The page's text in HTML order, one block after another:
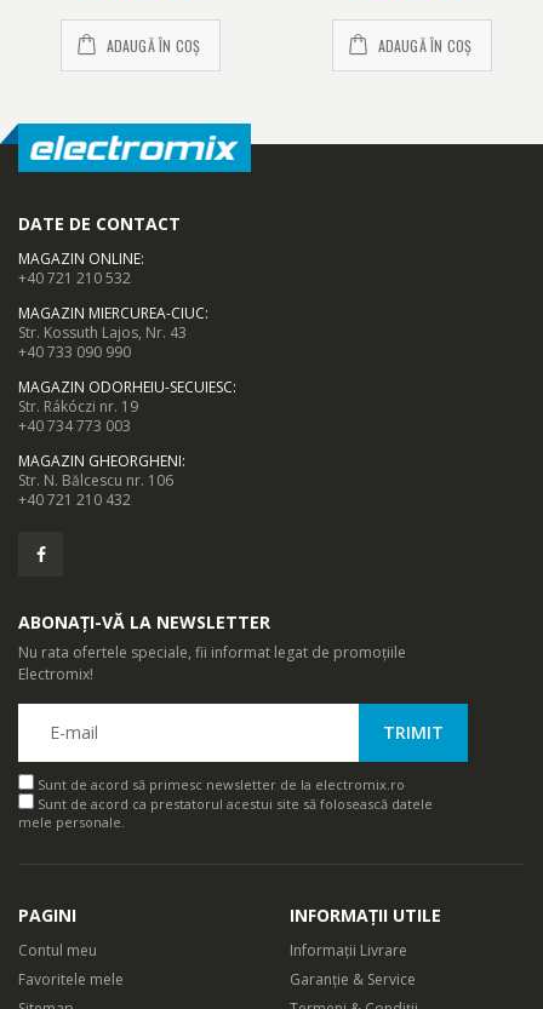
ADAUGĂ ÎN COȘ ADAUGĂ ÎN COȘ
DATE DE CONTACT
MAGAZIN ONLINE:
+40 721 210 532
MAGAZIN MIERCUREA-CIUC:
Str. Kossuth Lajos, Nr. 43
+40 733 090 990
MAGAZIN ODORHEIU-SECUIESC:
Str. Rákóczi nr. 19
+40 734 773 003
MAGAZIN GHEORGHENI:
Str. N. Bălcescu nr. 106
+40 721 210 432
ABONAȚI-VĂ LA NEWSLETTER
Nu rata ofertele speciale, fii informat legat de promoțiile
Electromix!
Sunt de acord să primesc newsletter de la electromix.ro
Sunt de acord ca prestatorul acestui site să folosească datele
mele personale.
PAGINI
Contul meu
Favoritele mele
INFORMAȚII UTILE
Informații Livrare
Garanție & Service